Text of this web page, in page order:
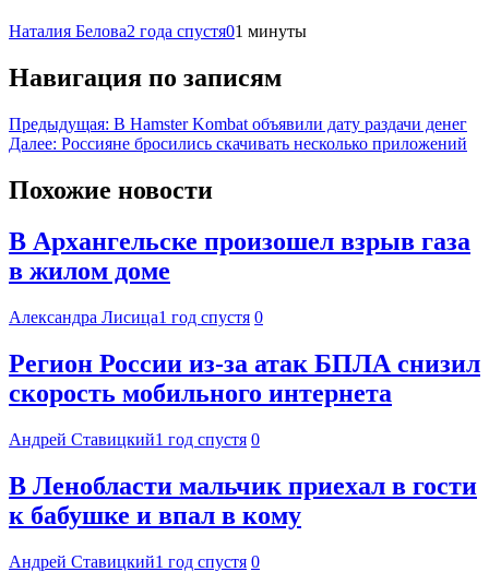
Наталия Белова2 года спустя01 минуты
Навигация по записям
Предыдущая: В Hamster Kombat объявили дату раздачи денег
Далее: Россияне бросились скачивать несколько приложений
Похожие новости
В Архангельске произошел взрыв газа
в жилом доме
Александра Лисица1 год спустя 0
Регион России из-за атак БПЛА снизил
скорость мобильного интернета
Андрей Ставицкий1 год спустя 0
В Ленобласти мальчик приехал в гости
к бабушке и впал в кому
Андрей Ставицкий1 год спустя 0